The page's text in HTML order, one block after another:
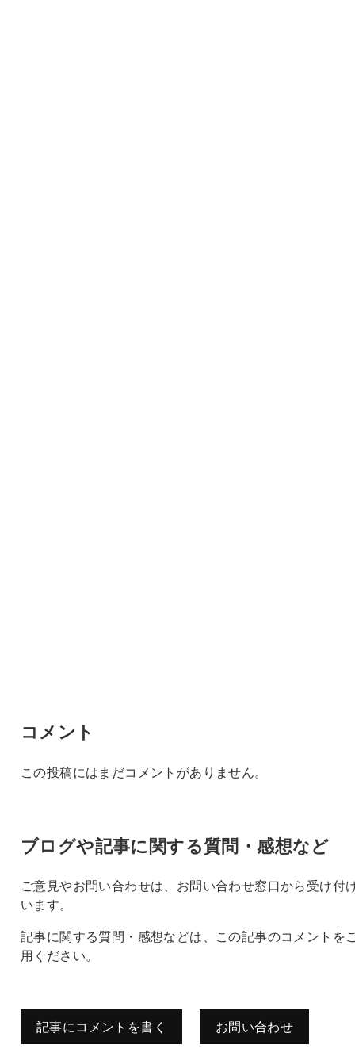
コメント
この投稿にはまだコメントがありません。
ブログや記事に関する質問・感想など
ご意見やお問い合わせは、お問い合わせ窓口から受け付
います。
記事に関する質問・感想などは、この記事のコメントを
用ください。
記事にコメントを書く お問い合わせ